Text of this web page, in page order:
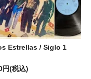
Estrellas / Siglo 1
円(税込)